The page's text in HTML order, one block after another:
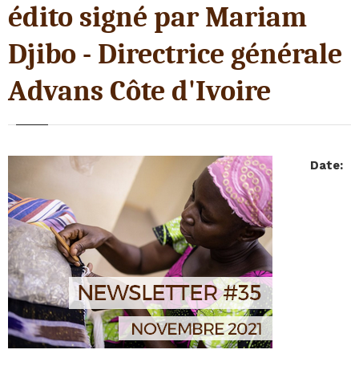
édito signé par Mariam
Djibo - Directrice générale
Advans Côte d'Ivoire
Date: